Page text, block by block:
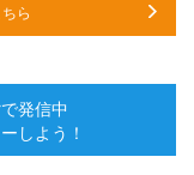
ら
発信中
しよう！